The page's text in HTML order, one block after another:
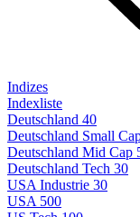
Indizes
Indexliste
Deutschland 40
Deutschland Small
Deutschland Mid Cap
Deutschland Tech 30
USA Industrie 30
USA 500